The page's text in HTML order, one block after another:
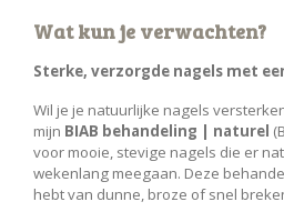
Wat kun je verwachten?
Sterke, verzorgde nagels met
Wil je je natuurlijke nagels
mijn BIAB behandeling | naturel
voor mooie, stevige nagels die er
wekenlang meegaan. Deze
hebt van dunne, broze of snel